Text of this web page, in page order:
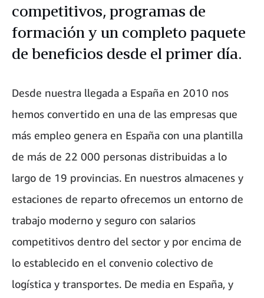
competitivos, programas de
formación y un completo paquete
de beneficios desde el primer día.
Desde nuestra llegada a España en 2010 nos
hemos convertido en una de las empresas que
más empleo genera en España con una plantilla
de más de 22 000 personas distribuidas a lo
largo de 19 provincias. En nuestros almacenes y
estaciones de reparto ofrecemos un entorno de
trabajo moderno y seguro con salarios
competitivos dentro del sector y por encima de
lo establecido en el convenio colectivo de
logística y transportes. De media en España, y